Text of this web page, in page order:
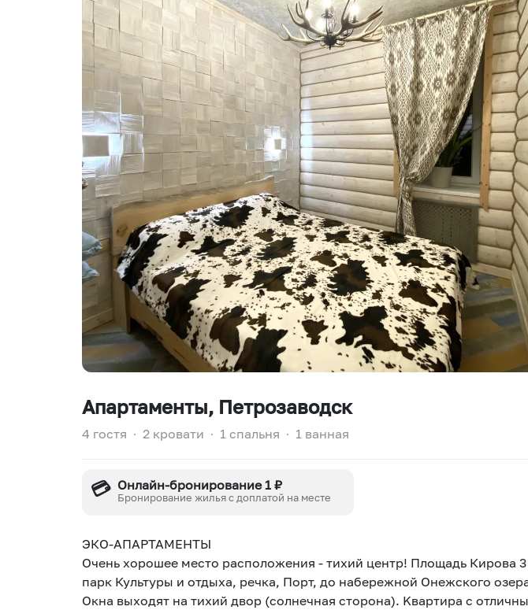
Апартаменты, Петрозаводск
4 гостя ∙ 2 кровати ∙ 1 спальня ∙ 1 ванная
💳 Онлайн-бронирование 1 ₽
Бронирование жилья с доплатой на месте
ЭКО-АПАРТАМЕНТЫ
Очень хорошее место расположения - тихий центр! Площадь Кирова
парк Культуры и отдыха, речка, Порт, до набережной Онежского
Окна выходят на тихий двор (солнечная сторона). Kвapтирa c